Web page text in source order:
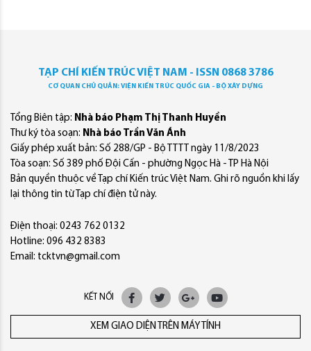
TẠP CHÍ KIẾN TRÚC VIỆT NAM - ISSN 0868 3786
CƠ QUAN CHỦ QUẢN: VIỆN KIẾN TRÚC QUỐC GIA - BỘ XÂY DỰNG
Tổng Biên tập: Nhà báo Phạm Thị Thanh Huyền
Thư ký tòa soạn: Nhà báo Trần Văn Ánh
Giấy phép xuất bản: Số 288/GP - Bộ TTTT ngày 11/8/2023
Tòa soạn: Số 389 phố Đội Cấn - phường Ngọc Hà - TP Hà Nội
Bản quyền thuộc về Tạp chí Kiến trúc Việt Nam. Ghi rõ nguồn khi lấy
lại thông tin từ Tạp chí điện tử này.
Điện thoại: 0243 762 0132
Hotline: 096 432 8383
Email: tcktvn@gmail.com
KẾT NỐI
XEM GIAO DIỆN TRÊN MÁY TÍNH